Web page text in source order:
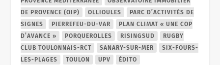
DE PROVENCE (OIP)
OLLIOULES
PARC D’ACTIVITÉS DE
SIGNES
PIERREFEU-DU-VAR
PLAN CLIMAT « UNE COP
D’AVANCE »
PORQUEROLLES RISINGSUD
RUGBY
CLUB TOULONNAIS-RCT
SANARY-SUR-MER
SIX-FOURS-
LES-PLAGES
TOULON UPV ÉDITO